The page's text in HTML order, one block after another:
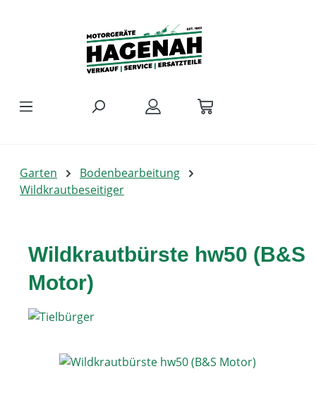
Garten
Bodenbearbeitung
Wildkrautbeseitiger
Wildkrautbürste hw50 (B&S
Motor)
Bildergalerie überspringen